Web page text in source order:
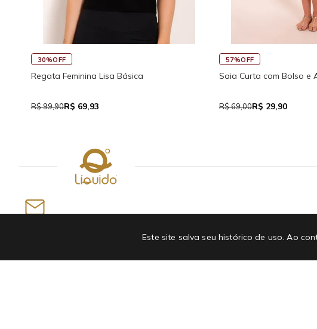
45%OFF
Saia Curta Reta com Cós
R$ 69,00R$ 37,95
30%OFF
Macaquinho
R$ 159,90R$ 111,93
Este site salva seu histórico de uso. Ao